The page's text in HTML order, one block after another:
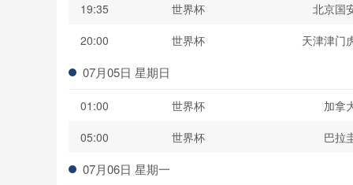
19:35
世界杯
北京国
20:00
世界杯 天津津门
07月05日 星期日
01:00 世界杯
加拿
05:00
世界杯 巴拉
07月06日 星期一